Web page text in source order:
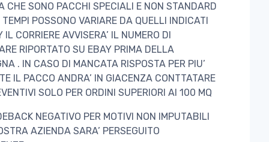
CHE SONO PACCHI SPECIALI E NON STANDARD
POSSONO VARIARE DA QUELLI INDICATI
IL CORRIERE AVVISERA’ IL NUMERO DI
RIPORTATO SU EBAY PRIMA DELLA
. IN CASO DI MANCATA RISPOSTA PER PIU’
IL PACCO ANDRA’ IN GIACENZA CONTTATARE
SOLO PER ORDINI SUPERIORI AI 100 MQ
NEGATIVO PER MOTIVI NON IMPUTABILI
AZIENDA SARA’ PERSEGUITO